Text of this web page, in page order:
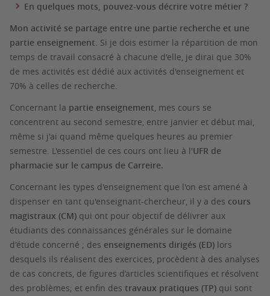
En quelques mots, pouvez-vous décrire votre métier ?
Mon activité se partage entre une partie recherche et une
partie enseignement. Si je dois estimer la répartition de mon
temps de travail consacré à chacune d'elle, je dirai que 30%
de mes activités est dédié aux activités d'enseignement et
70% à celles de recherche.
Concernant la partie enseignement, mes cours se
concentrent au second semestre, entre janvier et début mai,
même si j'ai quand même quelques heures au premier
semestre. L'essentiel de ces cours ont lieu à l'UFR de
pharmacie sur le campus de Carreire.
Concernant les types d'enseignement que l'on est amené à
dispenser en tant qu'enseignant-chercheur, il y a des cours
magistraux (CM) qui ont pour objectif de délivrer aux
étudiants des connaissances générales sur le domaine
d'étude concerné ; des enseignements dirigés (ED) lors
desquels ils réalisent des exercices, procèdent à des analyses
de cas concrets, de figures d’articles scientifiques et résolvent
des problèmes; et enfin des travaux pratiques (TP) qui sont